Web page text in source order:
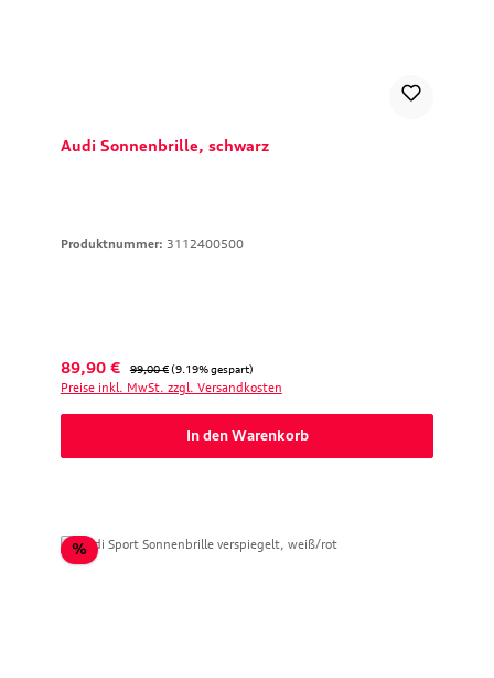
Audi Sonnenbrille, schwarz
Produktnummer: 3112400500
Verkaufspreis:
89,90 € Regulärer Preis:
99,00 € (9.19% gespart)
Preise inkl. MwSt. zzgl. Versandkosten
In den Warenkorb
%Rabatt